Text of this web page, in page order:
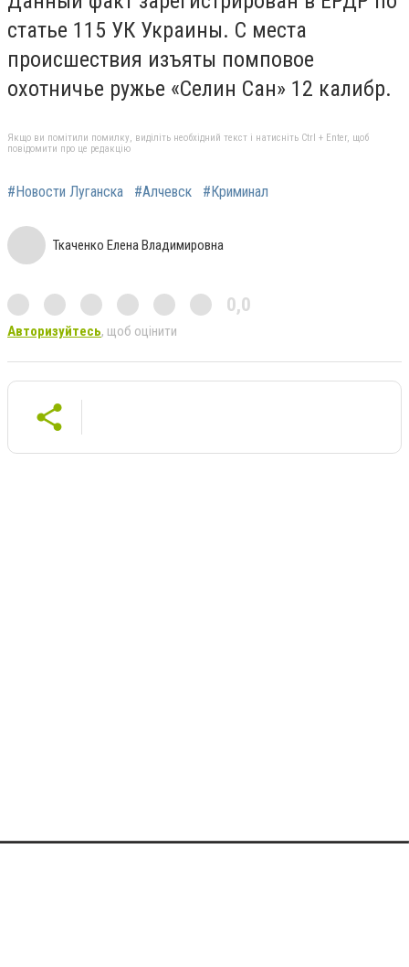
статье 115 УК Украины. С места
происшествия изъяты помповое
охотничье ружье «Селин Сан» 12 калибр.
Якщо ви помітили помилку, виділіть необхідний текст і натисніть Ctrl + Enter, щоб
повідомити про це редакцію
#Новости Луганска #Алчевск #Криминал
Ткаченко Елена Владимировна
0,0
Авторизуйтесь, щоб оцінити